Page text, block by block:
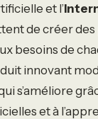
et l’
de créer des
besoins de
innovant
s’améliore
et à